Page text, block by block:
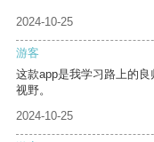
2024-10-25
游客
这款app是我学习路上的
视野。
2024-10-25